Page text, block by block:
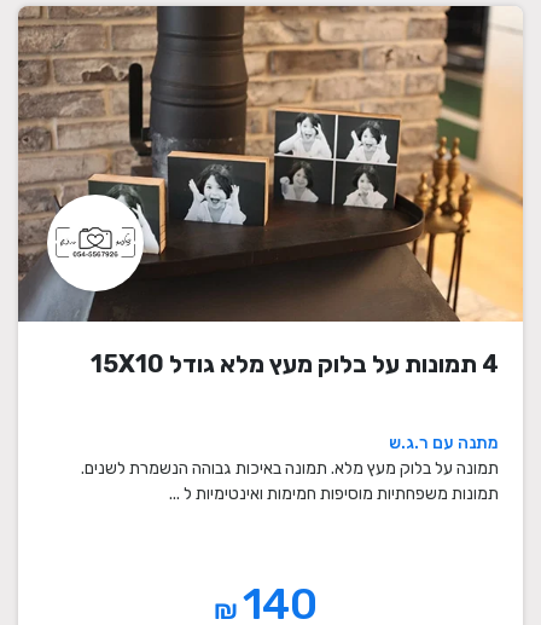
4 תמונות על בלוק מעץ מלא גודל 15X10
מתנה עם ר.ג.ש
תמונה על בלוק מעץ מלא. תמונה באיכות גבוהה הנשמרת לשנים.
תמונות משפחתיות מוסיפות חמימות ואינטימיות ל ...
₪